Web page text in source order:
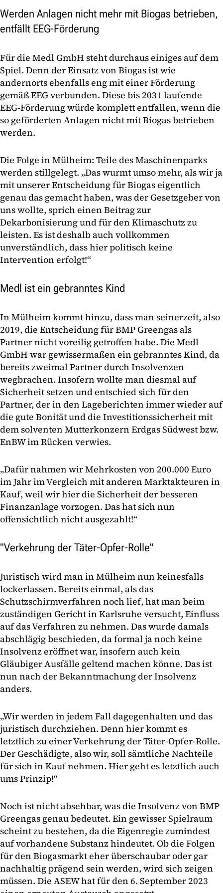
Werden Anlagen nicht mehr mit Biogas betrieben,
entfällt EEG-Förderung
Für die Medl GmbH steht durchaus einiges auf dem
Spiel. Denn der Einsatz von Biogas ist wie
andernorts ebenfalls eng mit einer Förderung
gemäß EEG verbunden. Diese bis 2031 laufende
EEG-Förderung würde komplett entfallen, wenn die
so geförderten Anlagen nicht mit Biogas betrieben
werden.
Die Folge in Mülheim: Teile des Maschinenparks
werden stillgelegt. „Das wurmt umso mehr, als wir ja
mit unserer Entscheidung für Biogas eigentlich
genau das gemacht haben, was der Gesetzgeber von
uns wollte, sprich einen Beitrag zur
Dekarbonisierung und für den Klimaschutz zu
leisten. Es ist deshalb auch vollkommen
unverständlich, dass hier politisch keine
Intervention erfolgt!“
Medl ist ein gebranntes Kind
In Mülheim kommt hinzu, dass man seinerzeit, also
2019, die Entscheidung für BMP Greengas als
Partner nicht voreilig getroffen habe. Die Medl
GmbH war gewissermaßen ein gebranntes Kind, da
bereits zweimal Partner durch Insolvenzen
wegbrachen. Insofern wollte man diesmal auf
Sicherheit setzen und entschied sich für den
Partner, der in den Lageberichten immer wieder auf
die gute Bonität und die Investitionssicherheit mit
dem solventen Mutterkonzern Erdgas Südwest bzw.
EnBW im Rücken verwies.
„Dafür nahmen wir Mehrkosten von 200.000 Euro
im Jahr im Vergleich mit anderen Marktakteuren in
Kauf, weil wir hier die Sicherheit der besseren
Finanzanlage vorzogen. Das hat sich nun
offensichtlich nicht ausgezahlt!“
"Verkehrung der Täter-Opfer-Rolle"
Juristisch wird man in Mülheim nun keinesfalls
lockerlassen. Bereits einmal, als das
Schutzschirmverfahren noch lief, hat man beim
zuständigen Gericht in Karlsruhe versucht, Einfluss
auf das Verfahren zu nehmen. Das wurde damals
abschlägig beschieden, da formal ja noch keine
Insolvenz eröffnet war, insofern auch kein
Gläubiger Ausfälle geltend machen könne. Das ist
nun nach der Bekanntmachung der Insolvenz
anders.
„Wir werden in jedem Fall dagegenhalten und das
juristisch durchziehen. Denn hier kommt es
letztlich zu einer Verkehrung der Täter-Opfer-Rolle.
Der Geschädigte, also wir, soll sämtliche Nachteile
für sich in Kauf nehmen. Hier geht es letztlich auch
ums Prinzip!“
Noch ist nicht absehbar, was die Insolvenz von BMP
Greengas genau bedeutet. Ein gewisser Spielraum
scheint zu bestehen, da die Eigenregie zumindest
auf vorhandene Substanz hindeutet. Ob die Folgen
für den Biogasmarkt eher überschaubar oder gar
nachhaltig prägend sein werden, wird sich zeigen
müssen. Die ASEW hat für den 6. September 2023